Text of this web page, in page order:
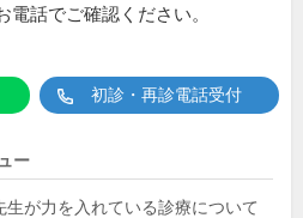
電話でご確認ください。
初診・再診電話受付
ー
生が力を入れている診療について